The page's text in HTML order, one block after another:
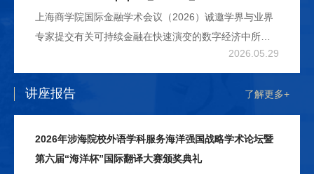
上海商学院国际金融学术会议（2026）诚邀学界与业界
专家提交有关可持续金融在快速演变的数字经济中所扮
演角色的前沿研究。随着人工智能、大数据及数字平台
的广泛应用，金融市场正经历深刻变革，在可持续投
资、资本配置与金融决策等方面不断涌现新的机遇与挑
战。本次会议旨在汇聚国内外学者与业界专家，共同探
讨数字技术如何重塑可持续金融体系，重点关注行为机
制、投资实践及市场发展等关键议题。通过主题演讲、
2026.05.29
讲座报告 了解更多+
2026年涉海院校外语学科服务海洋强国战略学术论坛暨
第六届“海洋杯”国际翻译大赛颁奖典礼